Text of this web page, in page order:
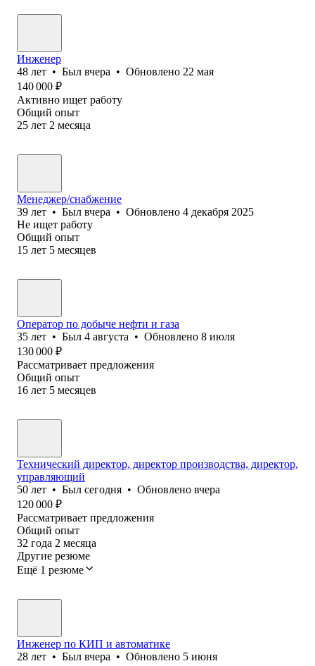
Инженер
48 лет • Был вчера • Обновлено 22 мая
140 000 ₽
Активно ищет работу
Общий опыт
25 лет 2 месяца
Менеджер/снабжение
39 лет • Был вчера • Обновлено 4 декабря 2025
Не ищет работу
Общий опыт
15 лет 5 месяцев
Оператор по добыче нефти и газа
35 лет • Был 4 августа • Обновлено 8 июля
130 000 ₽
Рассматривает предложения
Общий опыт
16 лет 5 месяцев
Технический директор, директор производства, директор,
управляющий
50 лет • Был сегодня • Обновлено вчера
120 000 ₽
Рассматривает предложения
Общий опыт
32 года 2 месяца
Другие резюме
Ещё 1 резюме
Инженер по КИП и автоматике
28 лет • Был вчера • Обновлено 5 июня